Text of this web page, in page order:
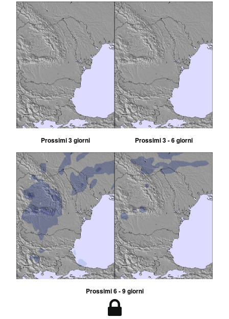
Prossimi 3 giorni Prossimi 3 - 6 giorni
Prossimi 6 - 9 giorni